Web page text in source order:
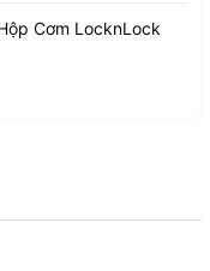
Cơm LocknLock